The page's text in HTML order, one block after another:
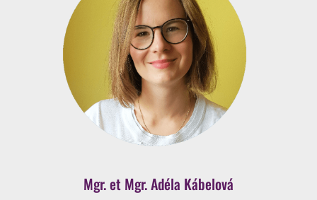
Mgr. et Mgr. Adéla Kábelová